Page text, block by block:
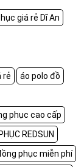
giá rẻ Dĩ An
rẻ
áo polo đồ
phục cao cấp
REDSUN
phục miễn phí